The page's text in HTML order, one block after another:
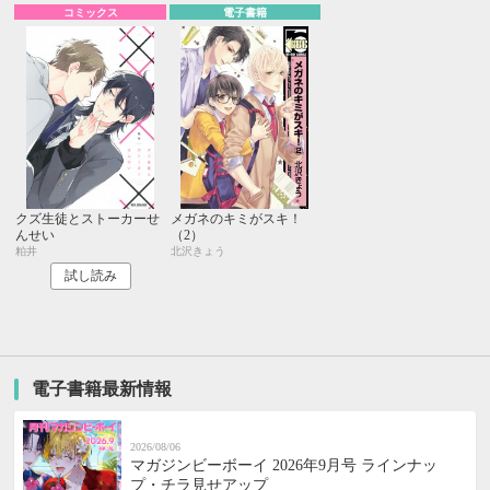
コミックス
クズ生徒とストーカーせ
んせい
粕井
試し読み
電子書籍
メガネのキミがスキ！
（2）
北沢きょう
電子書籍最新情報
2026/08/06
マガジンビーボーイ 2026年9月号 ラインナッ
プ・チラ見せアップ